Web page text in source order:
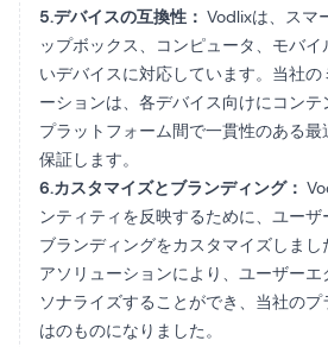
5.デバイスの互換性： Vodlixは、スマ
ップボックス、コンピュータ、モバ
いデバイスに対応しています。当社
ーションは、各デバイス向けにコンテ
プラットフォーム間で一貫性のある
保証します。
6.カスタマイズとブランディング：
ンティティを反映するために、ユーザ
ブランディングをカスタマイズしま
アソリューションにより、ユーザー
ソナライズすることができ、当社の
はのものになりました。